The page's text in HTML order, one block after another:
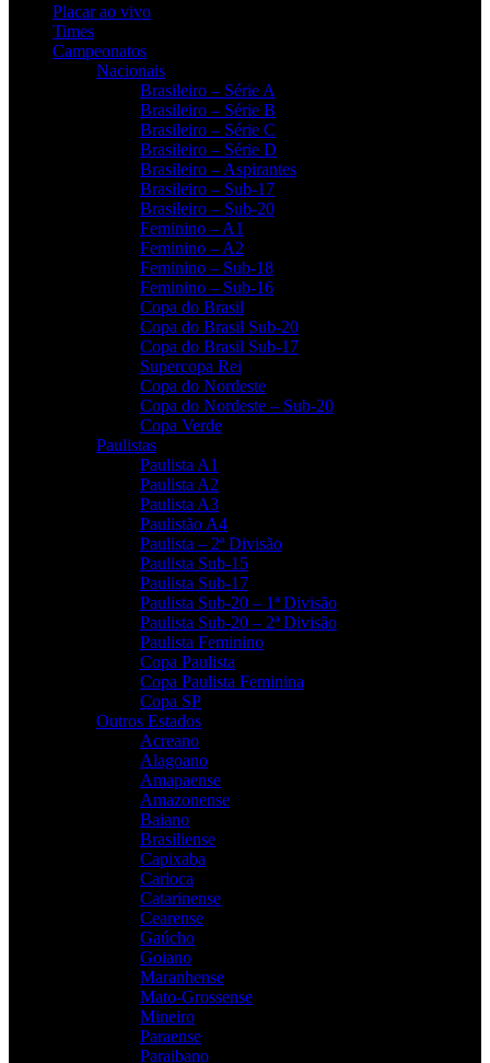
Placar ao vivo
Times
Campeonatos
Nacionais
Brasileiro – Série A
Brasileiro – Série B
Brasileiro – Série C
Brasileiro – Série D
Brasileiro – Aspirantes
Brasileiro – Sub-17
Brasileiro – Sub-20
Feminino – A1
Feminino – A2
Feminino – Sub-18
Feminino – Sub-16
Copa do Brasil
Copa do Brasil Sub-20
Copa do Brasil Sub-17
Supercopa Rei
Copa do Nordeste
Copa do Nordeste – Sub-20
Copa Verde
Paulistas
Paulista A1
Paulista A2
Paulista A3
Paulistão A4
Paulista – 2ª Divisão
Paulista Sub-15
Paulista Sub-17
Paulista Sub-20 – 1ª Divisão
Paulista Sub-20 – 2ª Divisão
Paulista Feminino
Copa Paulista
Copa Paulista Feminina
Copa SP
Outros Estados
Acreano
Alagoano
Amapaense
Amazonense
Baiano
Brasiliense
Capixaba
Carioca
Catarinense
Cearense
Gaúcho
Goiano
Maranhense
Mato-Grossense
Mineiro
Paraense
Paraibano